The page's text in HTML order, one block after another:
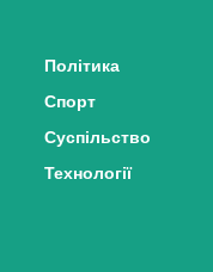
Політика
Спорт
Суспільство
Технології